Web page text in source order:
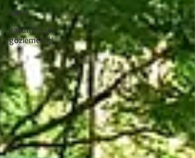
kano
yaban hayat
gözlemciliği